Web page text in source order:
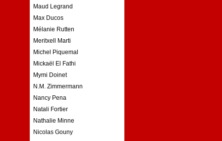
Maud Legrand
Max Ducos
Mélanie Rutten
Meritxell Marti
Michel Piquemal
Mickaël El Fathi
Mymi Doinet
N.M. Zimmermann
Nancy Pena
Natali Fortier
Nathalie Minne
Nicolas Gouny